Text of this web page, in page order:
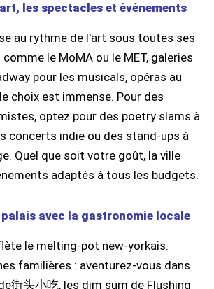
les spectacles et événements
au rythme de l'art sous toutes ses
le MoMA ou le MET, galeries
pour les musicals, opéras au
choix est immense. Pour des
optez pour des poetry slams à
concerts indie ou des stand-ups à
Quel que soit votre goût, la ville
adaptés à tous les budgets.
avec la gastronomie locale
le melting-pot new-yorkais.
familières : aventurez-vous dans
街头小吃, les dim sum de Flushing